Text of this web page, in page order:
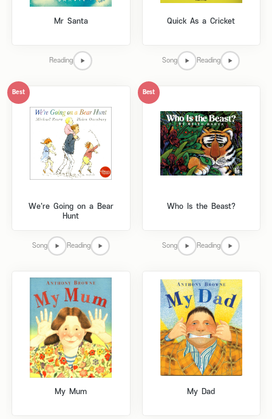
Mr Santa
Reading
Quick As a Cricket
Song Reading
Best
We're Going on a Bear
Hunt
Song Reading
Best
Who Is the Beast?
Song Reading
My Mum My Dad